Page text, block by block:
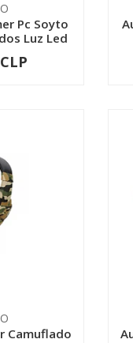
Pc Soyto
Luz Led
+
Camuflado